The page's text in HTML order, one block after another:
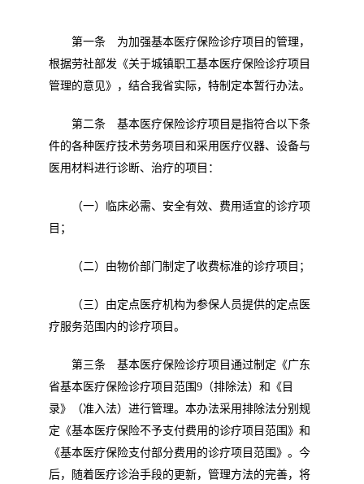
第一条 为加强基本医疗保险诊疗项目的管理，
根据劳社部发《关于城镇职工基本医疗保险诊疗项目
管理的意见》，结合我省实际，特制定本暂行办法。
第二条 基本医疗保险诊疗项目是指符合以下条
件的各种医疗技术劳务项目和采用医疗仪器、设备与
医用材料进行诊断、治疗的项目：
（一）临床必需、安全有效、费用适宜的诊疗项
目；
（二）由物价部门制定了收费标准的诊疗项目；
（三）由定点医疗机构为参保人员提供的定点医
疗服务范围内的诊疗项目。
第三条 基本医疗保险诊疗项目通过制定《广东
省基本医疗保险诊疗项目范围 9 （排除法）和《目
录》（准入法）进行管理。本办法采用排除法分别规
定《基本医疗保险不予支付费用的诊疗项目范围》和
《基本医疗保险支付部分费用的诊疗项目范围》。今
后，随着医疗诊治手段的更新，管理方法的完善，将